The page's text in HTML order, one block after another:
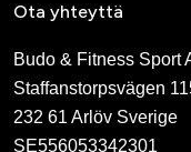
Ota yhteyttä
Budo & Fitness Sport
Staffanstorpsvägen
232 61 Arlöv Sverige
SE556053342301